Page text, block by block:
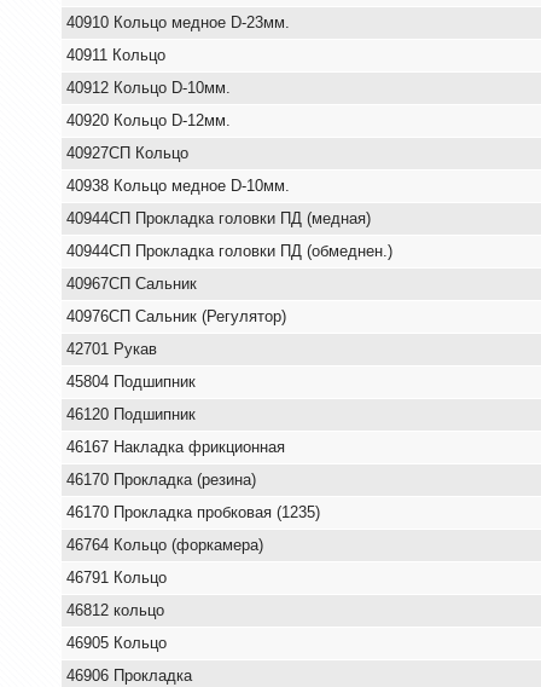
40910 Кольцо медное D-23мм.
40911 Кольцо
40912 Кольцо D-10мм.
40920 Кольцо D-12мм.
40927СП Кольцо
40938 Кольцо медное D-10мм.
40944СП Прокладка головки ПД (медная)
40944СП Прокладка головки ПД (обмеднен.)
40967СП Сальник
40976СП Сальник (Регулятор)
42701 Рукав
45804 Подшипник
46120 Подшипник
46167 Накладка фрикционная
46170 Прокладка (резина)
46170 Прокладка пробковая (1235)
46764 Кольцо (форкамера)
46791 Кольцо
46812 кольцо
46905 Кольцо
46906 Прокладка